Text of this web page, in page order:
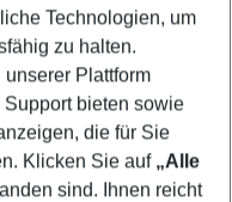
Technologien, um
zu halten.
Plattform
bieten sowie
die für Sie
Klicken Sie auf „Alle
sind. Ihnen reicht